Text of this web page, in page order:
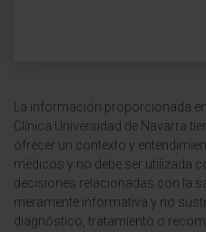
La información proporcionada
Clínica Universidad de Navarra
ofrecer un contexto y
médicos y no debe ser utilizada
decisiones relacionadas con la
meramente informativa y no
diagnóstico, tratamiento o